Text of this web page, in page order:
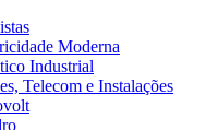
Moderna
Industrial
Telecom e Instalações